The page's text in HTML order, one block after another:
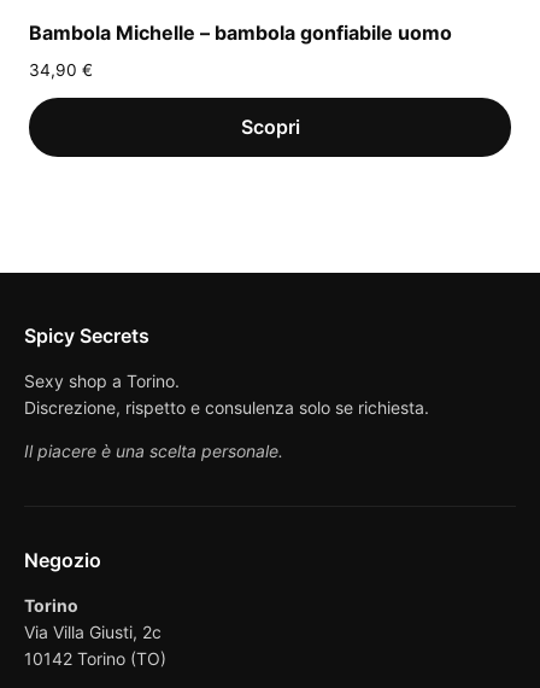
Bambola Michelle – bambola gonfiabile uomo
34,90 €
Spicy Secrets
Sexy shop a Torino.
Discrezione, rispetto e consulenza solo se richiesta.
Il piacere è una scelta personale.
Negozio
Torino
Via Villa Giusti, 2c
10142 Torino (TO)